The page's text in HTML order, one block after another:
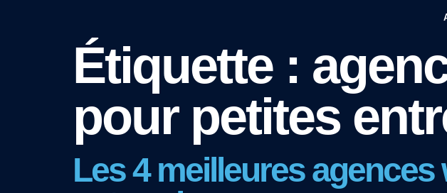
Étiquette :
pour petites
Les 4 meilleures